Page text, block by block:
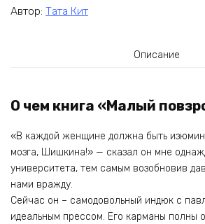
Автор: Тата Кит
Описание
О чем книга «Малый
«В каждой женщине должна быть
мозга, Шишкина!» — сказал он мне
университета, тем самым возобновив
нами вражду.
Сейчас он – самодовольный индюк с
идеальным прессом. Его карманы полны